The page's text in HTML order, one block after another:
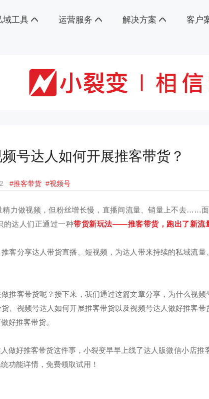
域工具 运营服务 解决方案 客户
号达人如何开展推客带货？
#推客带货 #视频号
精力做视频，但粉丝增长慢，直播间流量、销量上不去……
的达人们正通过一种带货新玩法——推客带货，跑出了新流
推客分享达人带货直播、短视频，为达人带来持续的私域流量
推客带货呢？接下来，我们通过这篇文章分享，为什么视频
、视频号达人如何开展推客带货以及视频号达人做好推客
好推客带货。
做好推客带货这件事，小裂变早早上线了达人版微信小店推
功能详情，免费领取试用！